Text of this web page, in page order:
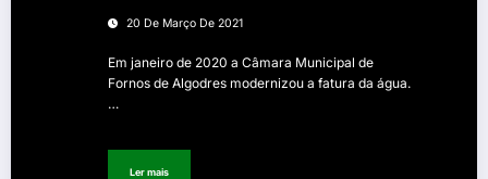
20 De Março De 2021
Em janeiro de 2020 a Câmara Municipal de
Fornos de Algodres modernizou a fatura da água.
…
Ler mais